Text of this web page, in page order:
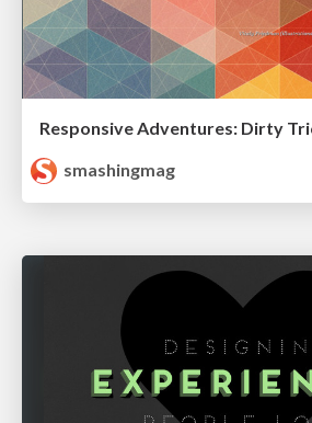
smashingmag